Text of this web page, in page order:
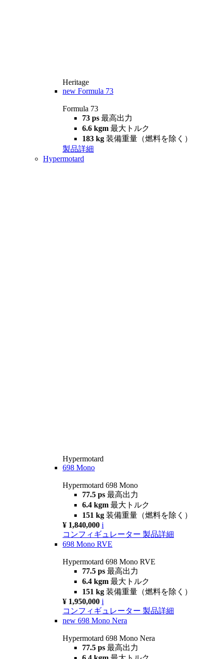
Heritage
new Formula 73
Formula 73
73 ps 最高出力
6.6 kgm 最大トルク
183 kg 装備重量（燃料を除く）
製品詳細
Hypermotard
Hypermotard
698 Mono
Hypermotard 698 Mono
77.5 ps 最高出力
6.4 kgm 最大トルク
151 kg 装備重量（燃料を除く）
¥ 1,840,000 i
コンフィギュレーター 製品詳細
698 Mono RVE
Hypermotard 698 Mono RVE
77.5 ps 最高出力
6.4 kgm 最大トルク
151 kg 装備重量（燃料を除く）
¥ 1,950,000 i
コンフィギュレーター 製品詳細
new 698 Mono Nera
Hypermotard 698 Mono Nera
77.5 ps 最高出力